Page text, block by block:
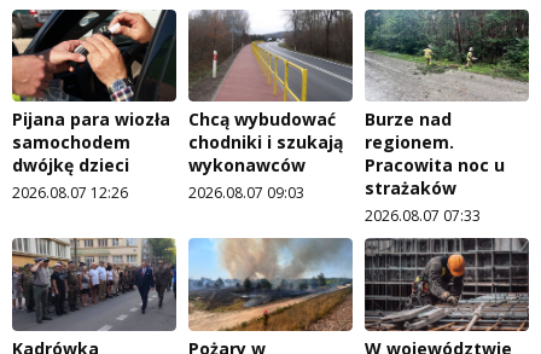
Pijana para wiozła
samochodem
dwójkę dzieci
2026.08.07 12:26
Chcą wybudować
chodniki i szukają
wykonawców
2026.08.07 09:03
Burze nad
regionem.
Pracowita noc u
strażaków
2026.08.07 07:33
Kadrówka Pożary w W województwie